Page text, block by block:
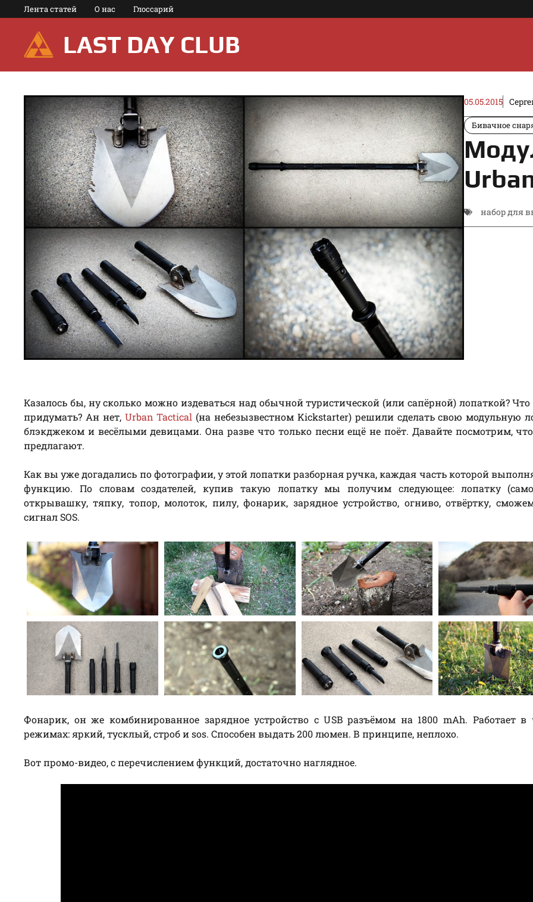
Перейти
к
содержимому
Лента статей О нас Глоссарий
LAST DAY CLUB
05.05.2015
Бивачное
набор для
Казалось бы, ну сколько можно издеваться над обычной туристической (или сапёрной) лопаткой?
придумать? Ан нет, Urban Tactical (на небезызвестном Kickstarter) решили сделать свою модульную
блэкджеком и весёлыми девицами. Она разве что только песни ещё не поёт. Давайте посмотрим,
предлагают.
Как вы уже догадались по фотографии, у этой лопатки разборная ручка, каждая часть которой
функцию. По словам создателей, купив такую лопатку мы получим следующее: лопатку
открывашку, тяпку, топор, молоток, пилу, фонарик, зарядное устройство, огниво, отвёртку,
сигнал SOS.
Фонарик, он же комбинированное зарядное устройство с USB разъёмом на 1800 mAh. Работает в
режимах: яркий, тусклый, строб и sos. Способен выдать 200 люмен. В принципе, неплохо.
Вот промо-видео, с перечислением функций, достаточно наглядное.